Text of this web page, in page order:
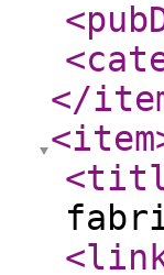
</
<item